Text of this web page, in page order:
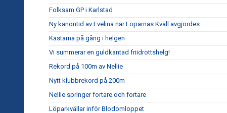
Folksam GP i Karlstad
Ny kanontid av Evelina när Löparnas Kväll avgjordes
Kastarna på gång i helgen
Vi summerar en guldkantad friidrottshelg!
Rekord på 100m av Nellie
Nytt klubbrekord på 200m
Nellie springer fortare och fortare
Löparkvällar inför Blodomloppet